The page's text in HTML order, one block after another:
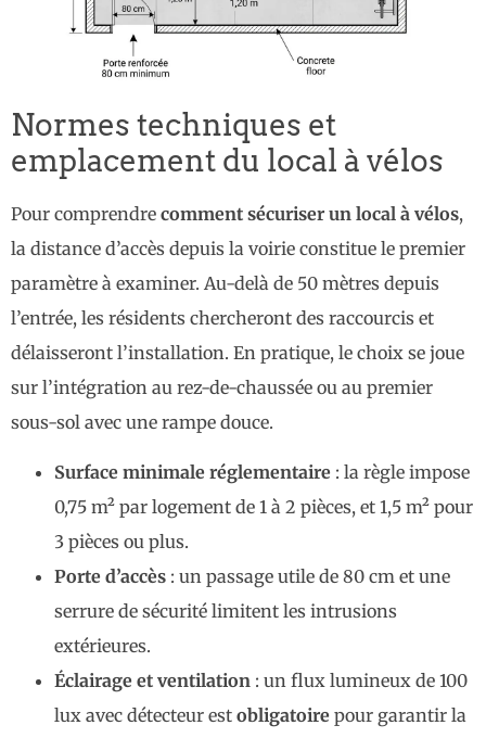
Normes techniques et
emplacement du local à vélos
Pour comprendre comment sécuriser un local à vélos,
la distance d’accès depuis la voirie constitue le premier
paramètre à examiner. Au-delà de 50 mètres depuis
l’entrée, les résidents chercheront des raccourcis et
délaisseront l’installation. En pratique, le choix se joue
sur l’intégration au rez-de-chaussée ou au premier
sous-sol avec une rampe douce.
Surface minimale réglementaire : la règle impose
0,75 m² par logement de 1 à 2 pièces, et 1,5 m² pour
3 pièces ou plus.
Porte d’accès : un passage utile de 80 cm et une
serrure de sécurité limitent les intrusions
extérieures.
Éclairage et ventilation : un flux lumineux de 100
lux avec détecteur est obligatoire pour garantir la